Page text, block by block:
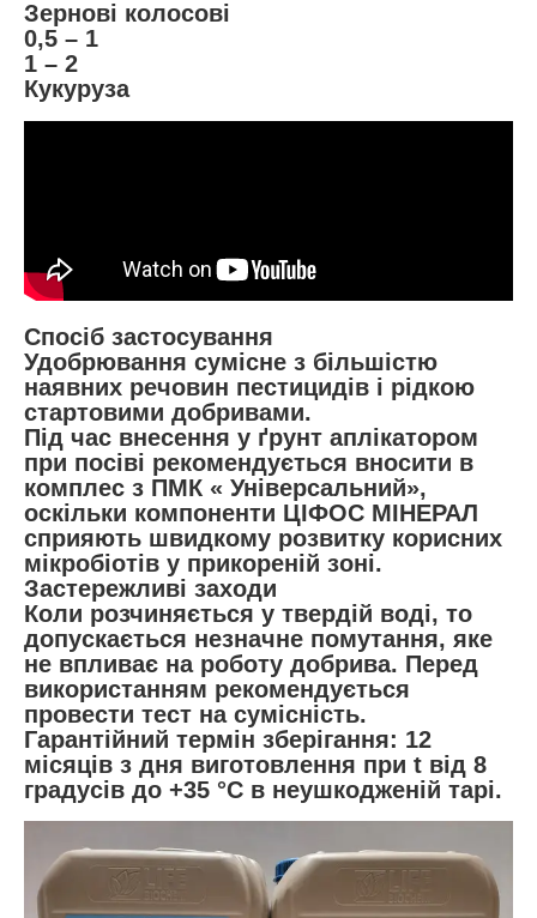
Зернові колосові
0,5 – 1
1 – 2
Кукуруза
Спосіб застосування
Удобрювання сумісне з більшістю
наявних речовин пестицидів і рідкою
стартовими добривами.
Під час внесення у ґрунт аплікатором
при посіві рекомендується вносити в
комплес з ПМК « Універсальний»,
оскільки компоненти ЦІФОС МІНЕРАЛ
сприяють швидкому розвитку корисних
мікробіотів у прикореній зоні.
Застережливі заходи
Коли розчиняється у твердій воді, то
допускається незначне помутання, яке
не впливає на роботу добрива. Перед
використанням рекомендується
провести тест на сумісність.
Гарантійний термін зберігання: 12
місяців з дня виготовлення при t від 8
градусів до +35 °С в неушкодженій тарі.